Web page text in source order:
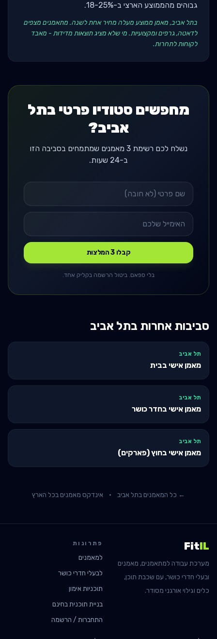
גבוהים מהממוצע הארצי ב-18-25%.
בתל אביב, מאמן ממוצע מעלה מחיר אחת לשנה. מתאמנים מצפים
לדאטה, גרפים ומקצועיות. מי שלא מציג תוצאות מדידות - מאבד
לקוחות לתחרות.
מחפשים סטודיו פרטי בתל
אביב?
נשלח לכם רשימת 3 מאמנים שמתמחים בסביבה הזו
ב-24 שעות.
קבלו 3 המלצות
בלי ספאם. ביטול הרשמה בקליק אחד.
סביבות אחרות בתל אביב
תל אביב
מאמן אישי בבית
תל אביב
מאמן אישי בחדר כושר
תל אביב
מאמן אישי בחוץ (פארקים)
← כל המאמנים בתל אביב · אינדקס מאמנים בכל הארץ
FitIL
מערכת עבודה למתאמנים, מאמנים
ובעלי חדרי כושר, עם שכבת תוכן,
כלים וגילוי אורגני מסודר.
פתרונות
למאמנים
לבעלי חדרי כושר
תוכניות אימון
בניית תוכנית בחינם
התחברות / הרשמה